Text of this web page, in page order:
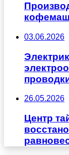
03.06.2026
26.05.2026
Центр